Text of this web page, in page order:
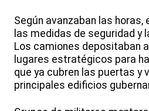
Según avanzaban las horas,
las medidas de seguridad y
Los camiones depositaban
lugares estratégicos para
que ya cubren las puertas y
principales edificios